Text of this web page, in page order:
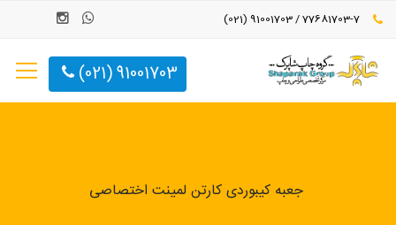
91001703 (021)
جعبه کیبوردی کارتن لمینت اختصاصی